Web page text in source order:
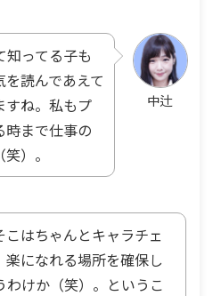
中辻
知ってる子も
読んであえて
すね。私もプ
時まで仕事の
）。
こはちゃんとキャラチェ
楽になれる場所を確保し
わけか（笑）。というこ